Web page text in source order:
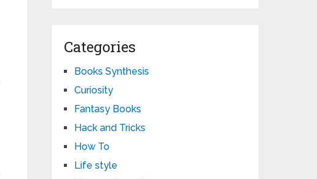
Categories
Books Synthesis
Curiosity
Fantasy Books
Hack and Tricks
How To
Life style